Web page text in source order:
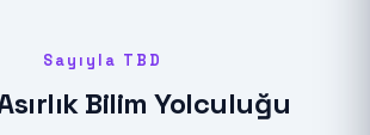
Sayıyla TBD
Bilim Yolculuğu